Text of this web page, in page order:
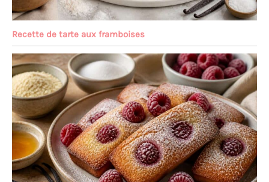
Recette de tarte aux framboises